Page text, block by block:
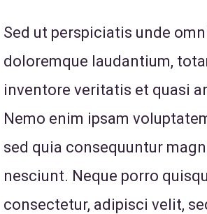
Sed ut perspiciatis unde
doloremque laudantium,
inventore veritatis et quasi
Nemo enim ipsam
sed quia consequuntur
nesciunt. Neque porro
consectetur, adipisci velit,